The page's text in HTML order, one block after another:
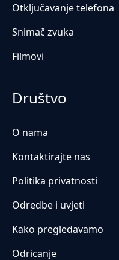
Otključavanje telefona
Snimač zvuka
Filmovi
Društvo
O nama
Kontaktirajte nas
Politika privatnosti
Odredbe i uvjeti
Kako pregledavamo
Odricanje